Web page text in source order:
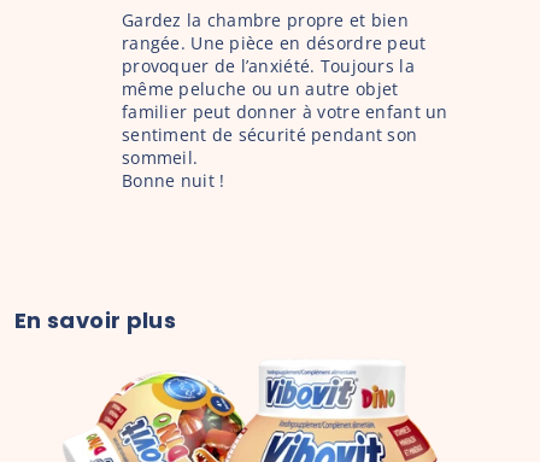
Gardez la chambre propre et bien
rangée. Une pièce en désordre peut
provoquer de l’anxiété. Toujours la
même peluche ou un autre objet
familier peut donner à votre enfant un
sentiment de sécurité pendant son
sommeil.
Bonne nuit !
En savoir plus